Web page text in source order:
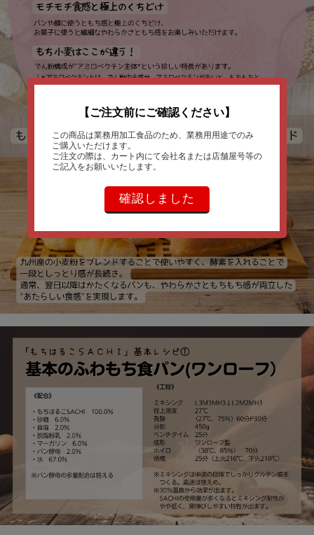
【ご注文前にご確認ください】
この商品は業務用加工食品のため、業務用用途でのみ
ご購入いただけます。
ご注文の際は、カート内にて会社名または店舗屋号等の
ご記入をお願いいたします。
確認しました